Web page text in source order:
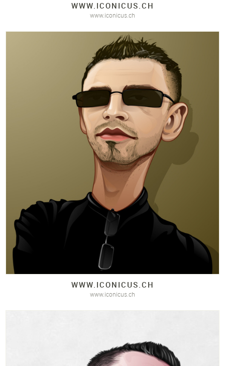
WWW. ICONICUS.CH
www.iconicus.ch
WWW. ICONICUS.CH
www.iconicus.ch